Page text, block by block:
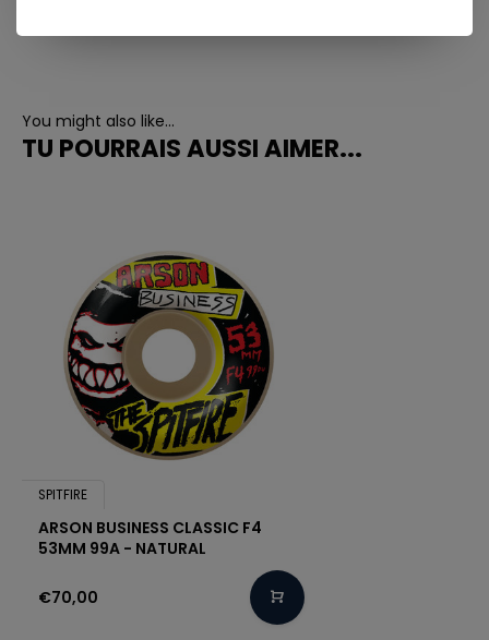
You might also like...
TU POURRAIS AUSSI AIMER...
SPITFIRE
ARSON BUSINESS CLASSIC F4
53MM 99A - NATURAL
€70,00